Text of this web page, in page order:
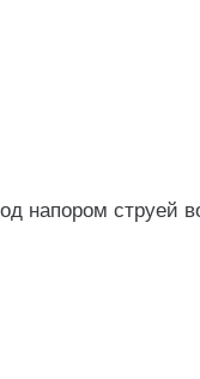
напором струей